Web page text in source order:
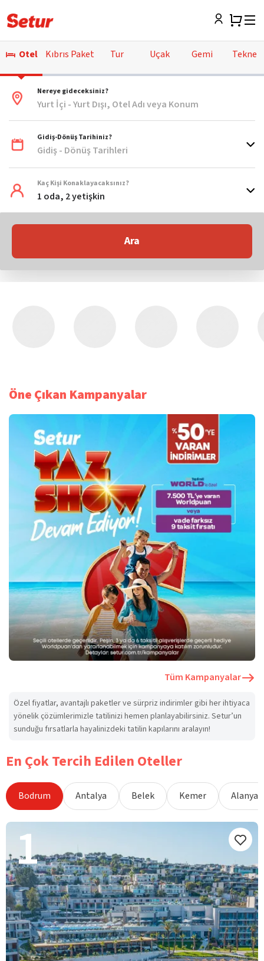
Otel Kıbrıs Paket Tur Uçak Gemi Tekne
Nereye gideceksiniz?
Yurt İçi - Yurt Dışı, Otel Adı veya Konum
Gidiş-Dönüş Tarihiniz?
Gidiş - Dönüş Tarihleri
Kaç Kişi Konaklayacaksınız?
1 oda, 2 yetişkin
Ara
Öne Çıkan Kampanyalar
Tüm Kampanyalar
Özel fiyatlar, avantajlı paketler ve sürpriz indirimler gibi her ihtiyaca
yönelik çözümlerimizle tatilinizi hemen planlayabilirsiniz. Setur’un
sunduğu fırsatlarla hayalinizdeki tatilin kapılarını aralayın!
En Çok Tercih Edilen Oteller
Bodrum Antalya Belek Kemer Alanya
1